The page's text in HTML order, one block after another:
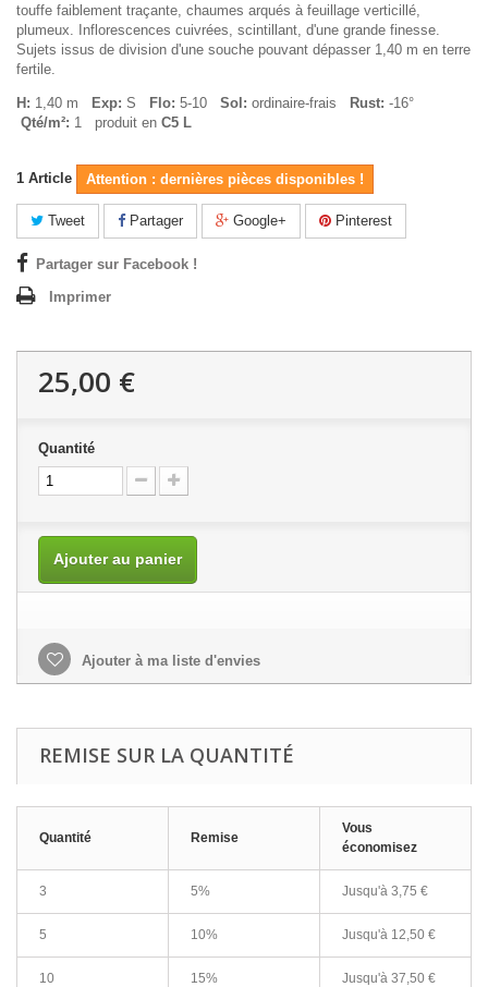
touffe faiblement traçante, chaumes arqués à feuillage verticillé,
plumeux. Inflorescences cuivrées, scintillant, d'une grande finesse.
Sujets issus de division d'une souche pouvant dépasser 1,40 m en terre
fertile.
H: 1,40 m Exp: S Flo: 5-10 Sol: ordinaire-frais Rust: -16°
Qté/m²: 1 produit en C5 L
1 Article Attention : dernières pièces disponibles !
Tweet Partager Google+ Pinterest
Partager sur Facebook !
Imprimer
25,00 €
Quantité
Ajouter au panier
Ajouter à ma liste d'envies
REMISE SUR LA QUANTITÉ
Quantité Remise
Vous
économisez
3 5% Jusqu'à 3,75 €
5 10% Jusqu'à 12,50 €
10 15% Jusqu'à 37,50 €